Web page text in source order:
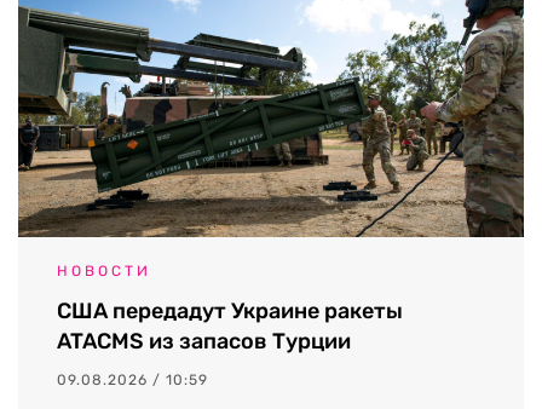
НОВОСТИ
США передадут Украине ракеты
ATACMS из запасов Турции
09.08.2026 / 10:59